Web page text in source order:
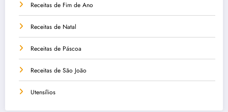
Receitas de Fim de Ano
Receitas de Natal
Receitas de Páscoa
Receitas de São João
Utensílios